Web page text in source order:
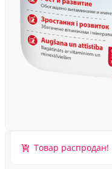
Товар распродан!